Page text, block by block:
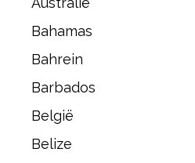
Bahamas
Bahrein
Barbados
België
Belize